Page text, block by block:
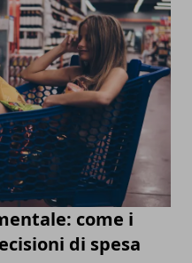
come i
di spesa